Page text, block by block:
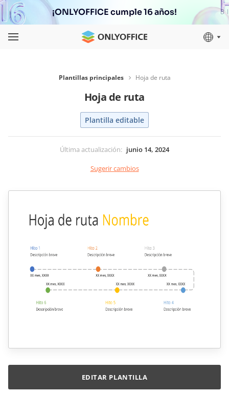
¡ONLYOFFICE cumple 16 años!
Plantillas principales Hoja de ruta
Hoja de ruta
Plantilla editable
Última actualización: junio 14, 2024
Sugerir cambios
EDITAR PLANTILLA